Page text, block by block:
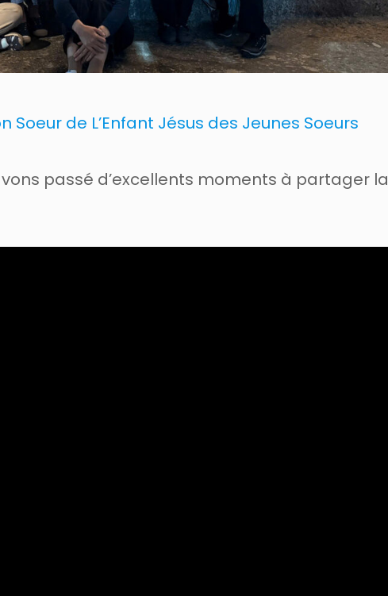
de L’Enfant Jésus des Jeunes Soeurs
passé d’excellents moments à partager la